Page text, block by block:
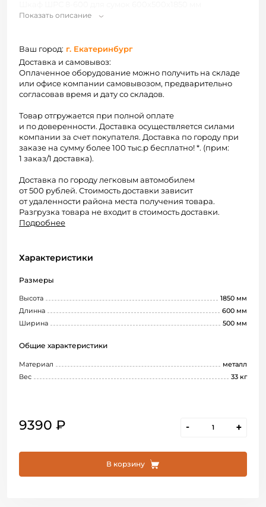
Показать описание
9390 ₽ - +
В корзину
Ваш город: г. Екатеринбург
Доставка и самовывоз:
Оплаченное оборудование можно получить на складе
или офисе компании самовывозом, предварительно
согласовав время и дату со складов.
Товар отгружается при полной оплате
и по доверенности. Доставка осуществляется силами
компании за счет покупателя. Доставка по городу при
заказе на сумму более 100 тыс.р бесплатно! *. (прим:
1 заказ/1 доставка).
Доставка по городу легковым автомобилем
от 500 рублей. Стоимость доставки зависит
от удаленности района места получения товара.
Разгрузка товара не входит в стоимость доставки.
Подробнее
Характеристики
Размеры
Высота
1850 мм
Длинна
600 мм
Ширина
500 мм
Общие характеристики
Материал
металл
Вес
33 кг